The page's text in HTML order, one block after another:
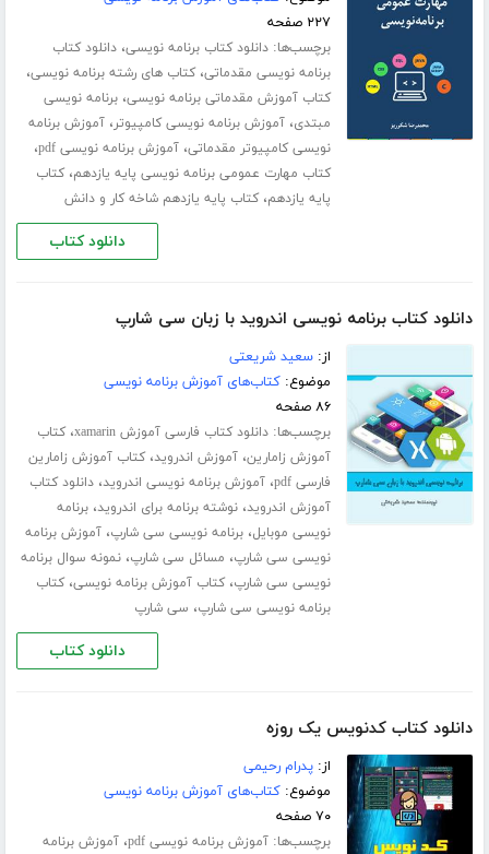
۲۲۷ صفحه
برچسب‌ها:دانلود کتاب برنامه نویسی،دانلود کتاب
برنامه نویسی مقدماتی،کتاب های رشته برنامه نویسی،
کتاب آموزش مقدماتی برنامه نویسی،برنامه نویسی
مبتدی،آموزش برنامه نویسی کامپیوتر،آموزش برنامه
نویسی کامپیوتر مقدماتی،آموزش برنامه نویسی pdf ،
کتاب مهارت عمومی برنامه نویسی پایه یازدهم،کتاب
پایه یازدهم،کتاب پایه یازدهم شاخه کار و دانش
دانلود کتاب
دانلود کتاب برنامه نویسی اندروید با زبان سی شارپ
از:سعید شریعتی
موضوع:کتاب‌های آموزش برنامه نویسی
۸۶ صفحه
برچسب‌ها:دانلود کتاب فارسی آموزش xamarin ،کتاب
آموزش زامارین،آموزش اندروید،کتاب آموزش زامارین
فارسی pdf
،آموزش برنامه نویسی اندروید،دانلود کتاب
آموزش اندروید،نوشته برنامه برای اندروید،برنامه
نویسی موبایل،برنامه نویسی سی شارپ،آموزش برنامه
نویسی سی شارپ، مسائل سی شارپ،نمونه سوال برنامه
نویسی سی شارپ،کتاب آموزش برنامه نویسی،کتاب
برنامه نویسی سی شارپ، سی شارپ
دانلود کتاب
دانلود کتاب کدنویس یک روزه
از:پدرام رحیمی
موضوع:کتاب‌های آموزش برنامه نویسی
۷۰ صفحه
برچسب‌ها:آموزش برنامه نویسی pdf ،آموزش برنامه